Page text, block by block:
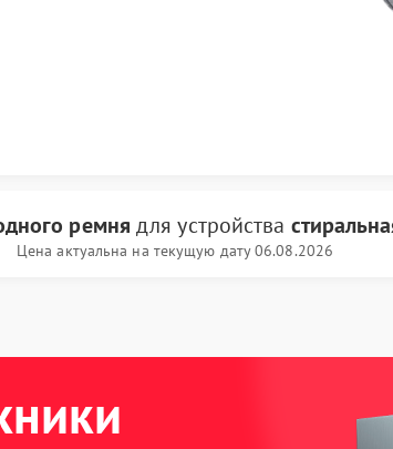
ремня для устройства
Цена актуальна на текущую дату 06.08.2026